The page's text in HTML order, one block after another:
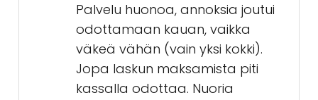
Palvelu huonoa, annoksia joutui
odottamaan kauan, vaikka
väkeä vähän (vain yksi kokki).
Jopa laskun maksamista piti
kassalla odottaa. Nuoria